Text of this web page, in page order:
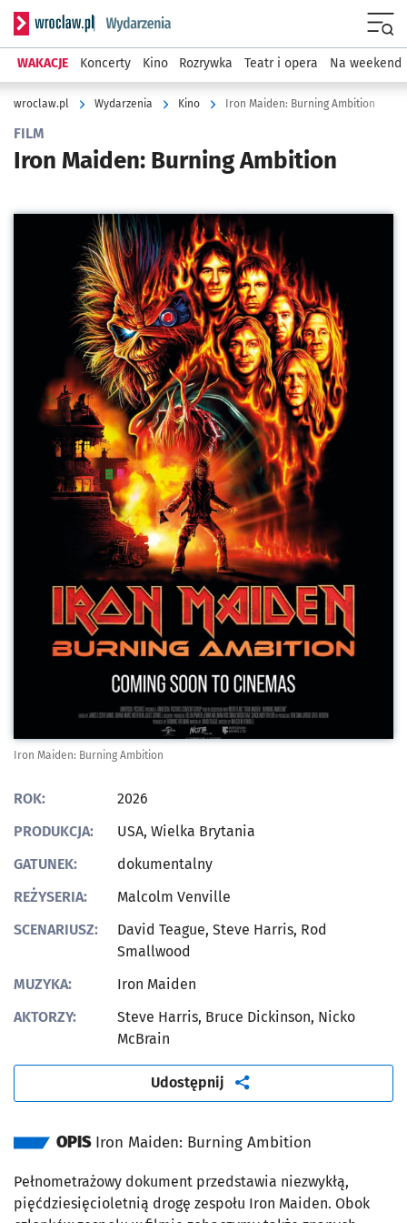
Serwis informacyjny wroclaw.pl podserwis: Wydarzenia
WAKACJE Koncerty Kino Rozrywka Teatr i opera Na weekend
wroclaw.pl Wydarzenia Kino Iron Maiden: Burning Ambition
FILM
Iron Maiden: Burning Ambition
Kliknij, aby powiększyć
Iron Maiden: Burning Ambition
ROK:
2026
PRODUKCJA:
USA, Wielka Brytania
GATUNEK:
dokumentalny
REŻYSERIA:
Malcolm Venville
SCENARIUSZ:
David Teague, Steve Harris, Rod
Smallwood
MUZYKA:
Iron Maiden
AKTORZY:
Steve Harris, Bruce Dickinson, Nicko
McBrain
Udostępnij artykuł
OPIS Iron Maiden: Burning Ambition
Pełnometrażowy dokument przedstawia niezwykłą,
pięćdziesięcioletnią drogę zespołu Iron Maiden. Obok